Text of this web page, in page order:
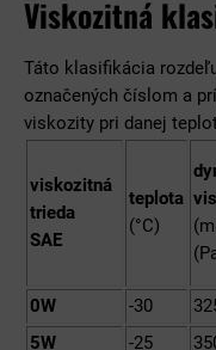
Viskozitná
Táto klasifikácia
označených číslom a
viskozity pri danej
viskozitná
trieda
SAE
teplota
(°C)
0W
-30
5W
-25